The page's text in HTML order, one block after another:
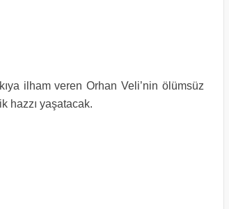
ilham veren Orhan Veli’nin ölümsüz
hazzı yaşatacak.